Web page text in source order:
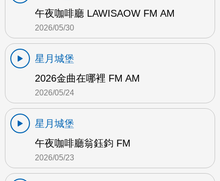
午夜咖啡廳 LAWISAOW FM AM
2026/05/30
星月城堡
2026金曲在哪裡 FM AM
2026/05/24
星月城堡
午夜咖啡廳翁鈺鈞 FM
2026/05/23